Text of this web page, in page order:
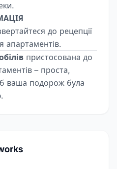
до рецепції
апартаментів.
пристосована до
– проста,
ваша подорож була